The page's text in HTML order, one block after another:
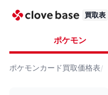
買取表
ポケモン
ポケモンカード買取価格表